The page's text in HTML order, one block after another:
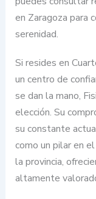
en Zaragoza para
serenidad.
Si resides en
un centro de
se dan la mano,
elección. Su
su constante
como un pilar en
la provincia,
altamente